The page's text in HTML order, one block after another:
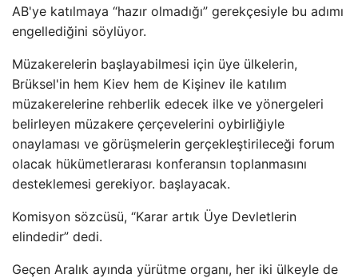
AB'ye katılmaya “hazır olmadığı” gerekçesiyle bu adımı
engellediğini söylüyor.
Müzakerelerin başlayabilmesi için üye ülkelerin,
Brüksel'in hem Kiev hem de Kişinev ile katılım
müzakerelerine rehberlik edecek ilke ve yönergeleri
belirleyen müzakere çerçevelerini oybirliğiyle
onaylaması ve görüşmelerin gerçekleştirileceği forum
olacak hükümetlerarası konferansın toplanmasını
desteklemesi gerekiyor. başlayacak.
Komisyon sözcüsü, “Karar artık Üye Devletlerin
elindedir” dedi.
Geçen Aralık ayında yürütme organı, her iki ülkeyle de